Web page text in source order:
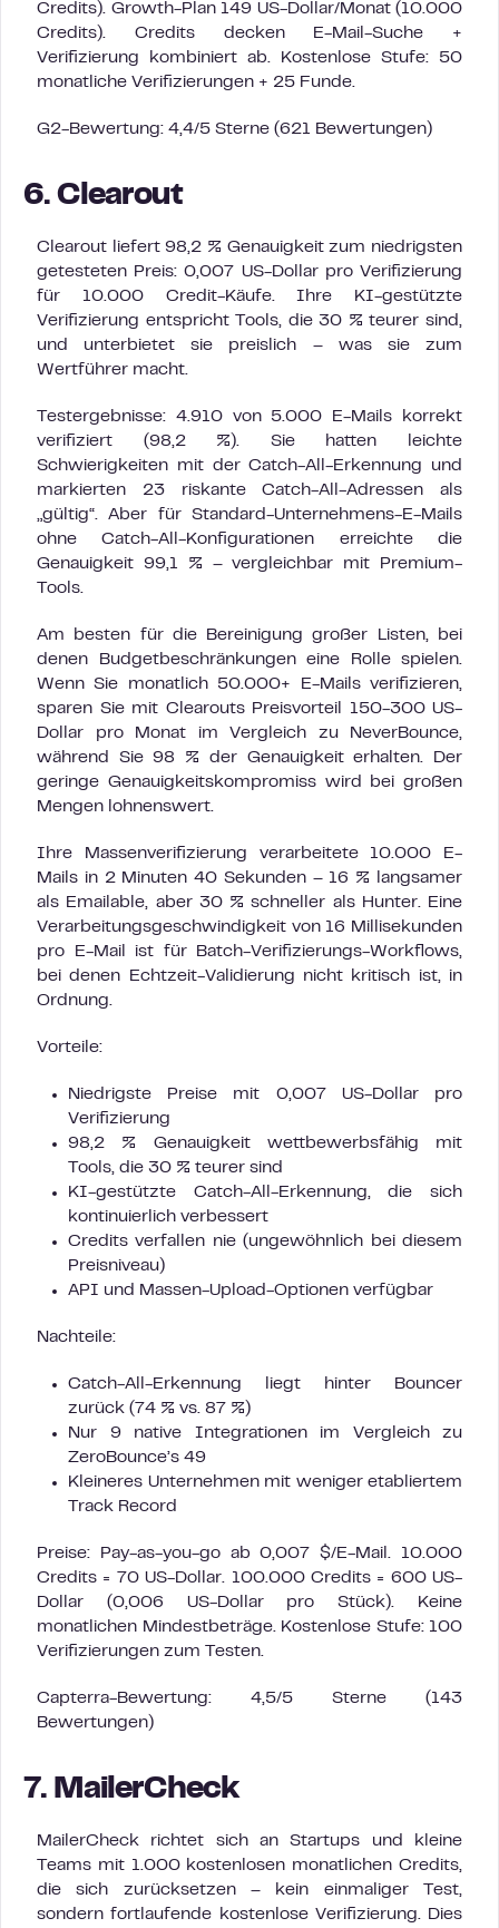
Credits). Growth-Plan 149 US-Dollar/Monat (10.000
Credits). Credits decken E-Mail-Suche +
Verifizierung kombiniert ab. Kostenlose Stufe: 50
monatliche Verifizierungen + 25 Funde.
G2-Bewertung: 4,4/5 Sterne (621 Bewertungen)
6. Clearout
Clearout liefert 98,2 % Genauigkeit zum niedrigsten
getesteten Preis: 0,007 US-Dollar pro Verifizierung
für 10.000 Credit-Käufe. Ihre KI-gestützte
Verifizierung entspricht Tools, die 30 % teurer sind,
und unterbietet sie preislich – was sie zum
Wertführer macht.
Testergebnisse: 4.910 von 5.000 E-Mails korrekt
verifiziert (98,2 %). Sie hatten leichte
Schwierigkeiten mit der Catch-All-Erkennung und
markierten 23 riskante Catch-All-Adressen als
„gültig“. Aber für Standard-Unternehmens-E-Mails
ohne Catch-All-Konfigurationen erreichte die
Genauigkeit 99,1 % – vergleichbar mit Premium-
Tools.
Am besten für die Bereinigung großer Listen, bei
denen Budgetbeschränkungen eine Rolle spielen.
Wenn Sie monatlich 50.000+ E-Mails verifizieren,
sparen Sie mit Clearouts Preisvorteil 150-300 US-
Dollar pro Monat im Vergleich zu NeverBounce,
während Sie 98 % der Genauigkeit erhalten. Der
geringe Genauigkeitskompromiss wird bei großen
Mengen lohnenswert.
Ihre Massenverifizierung verarbeitete 10.000 E-
Mails in 2 Minuten 40 Sekunden – 16 % langsamer
als Emailable, aber 30 % schneller als Hunter. Eine
Verarbeitungsgeschwindigkeit von 16 Millisekunden
pro E-Mail ist für Batch-Verifizierungs-Workflows,
bei denen Echtzeit-Validierung nicht kritisch ist, in
Ordnung.
Vorteile:
Niedrigste Preise mit 0,007 US-Dollar pro
Verifizierung
98,2 % Genauigkeit wettbewerbsfähig mit
Tools, die 30 % teurer sind
KI-gestützte Catch-All-Erkennung, die sich
kontinuierlich verbessert
Credits verfallen nie (ungewöhnlich bei diesem
Preisniveau)
API und Massen-Upload-Optionen verfügbar
Nachteile:
Catch-All-Erkennung liegt hinter Bouncer
zurück (74 % vs. 87 %)
Nur 9 native Integrationen im Vergleich zu
ZeroBounce’s 49
Kleineres Unternehmen mit weniger etabliertem
Track Record
Preise: Pay-as-you-go ab 0,007 $/E-Mail. 10.000
Credits = 70 US-Dollar. 100.000 Credits = 600 US-
Dollar (0,006 US-Dollar pro Stück). Keine
monatlichen Mindestbeträge. Kostenlose Stufe: 100
Verifizierungen zum Testen.
Capterra-Bewertung: 4,5/5 Sterne (143
Bewertungen)
7. MailerCheck
MailerCheck richtet sich an Startups und kleine
Teams mit 1.000 kostenlosen monatlichen Credits,
die sich zurücksetzen – kein einmaliger Test,
sondern fortlaufende kostenlose Verifizierung. Dies